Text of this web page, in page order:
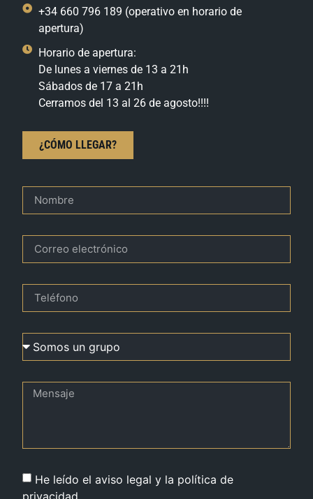
+34 660 796 189 (operativo en horario de
apertura)
Horario de apertura:
De lunes a viernes de 13 a 21h
Sábados de 17 a 21h
Cerramos del 13 al 26 de agosto!!!!
¿CÓMO LLEGAR?
He leído el aviso legal y la política de
privacidad